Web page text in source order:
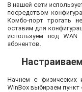
В нашей сети
посредством
Комбо-порт трогать
оставим для
используем под
абонентов.
Начнем с физических
WinBox выбираем пункт